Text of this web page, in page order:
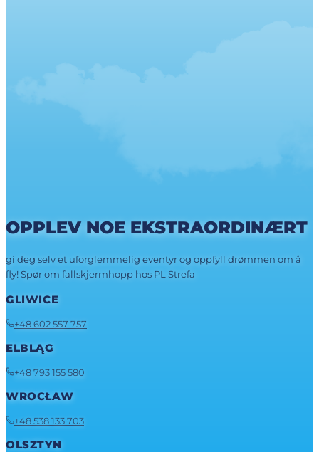
OPPLEV NOE EKSTRAORDINÆRT
gi deg selv et uforglemmelig eventyr og oppfyll drømmen om å
fly! Spør om fallskjermhopp hos PL Strefa
GLIWICE
+48 602 557 757
ELBLĄG
+48 793 155 580
WROCŁAW
+48 538 133 703
OLSZTYN